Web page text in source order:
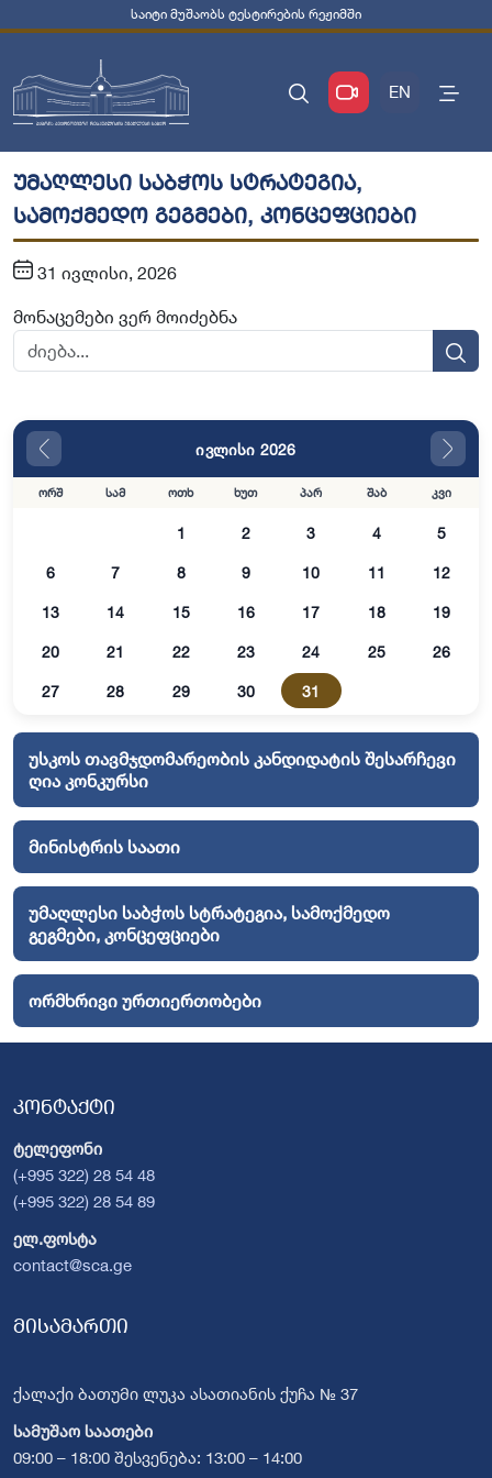
საიტი მუშაობს ტესტირების რეჟიმში
EN
უმაღლესი საბჭოს სტრატეგია,
სამოქმედო გეგმები, კონცეფციები
31 ივლისი, 2026
მონაცემები ვერ მოიძებნა
ივლისი 2026
ორშ სამ ოთხ ხუთ პარ შაბ კვი
1 2 3 4 5
6 7 8 9 10 11 12
13 14 15 16 17 18 19
20 21 22 23 24 25 26
27 28 29 30 31
უსკოს თავმჯდომარეობის კანდიდატის შესარჩევი
ღია კონკურსი
მინისტრის საათი
უმაღლესი საბჭოს სტრატეგია, სამოქმედო
გეგმები, კონცეფციები
ორმხრივი ურთიერთობები
კონტაქტი
ტელეფონი
(+995 322) 28 54 48
(+995 322) 28 54 89
ელ.ფოსტა
contact@sca.ge
მისამართი
ქალაქი ბათუმი ლუკა ასათიანის ქუჩა № 37
სამუშაო საათები
09:00 – 18:00 შესვენება: 13:00 – 14:00